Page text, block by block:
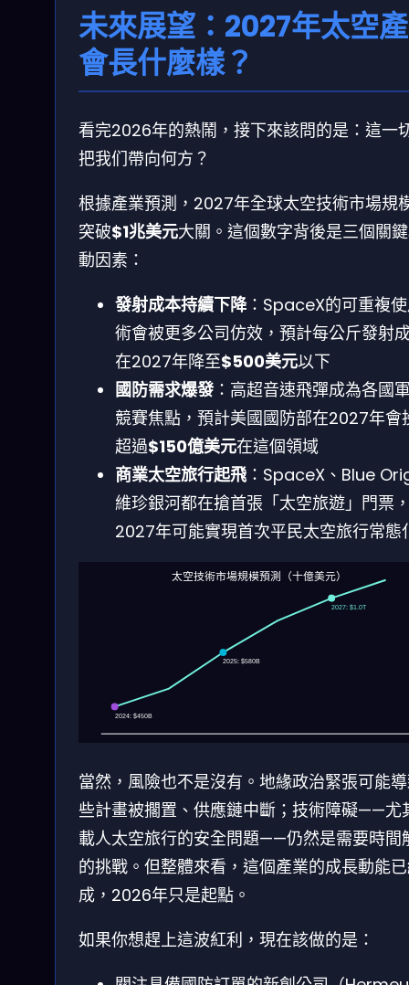
未來展望：2027年太空
會長什麼樣？
看完2026年的熱鬧，接下來該問的是：這一
把我们帶向何方？
根據產業預測，2027年全球太空技術市場規
突破$1兆美元大關。這個數字背後是三個關
動因素：
發射成本持續下降：SpaceX的可重複
術會被更多公司仿效，預計每公斤發射
在2027年降至$500美元以下
國防需求爆發 ：高超音速飛彈成為各國
競賽焦點，預計美國國防部在2027年會
超過$150億美元在這個領域
商業太空旅行起飛 ：SpaceX、Blue
維珍銀河都在搶首張「太空旅遊」門票
2027年可能實現首次平民太空旅行常態
太空技術市場規模預測（十億美元）
2024: $450B
2025: $580B
2027: $1.0T
當然，風險也不是沒有。地緣政治緊張可能
些計畫被擱置、供應鏈中斷；技術障礙——尤
載人太空旅行的安全問題——仍然是需要時間
的挑戰。但整體來看，這個產業的成長動能
成，2026年只是起點。
如果你想趕上這波紅利，現在該做的是：